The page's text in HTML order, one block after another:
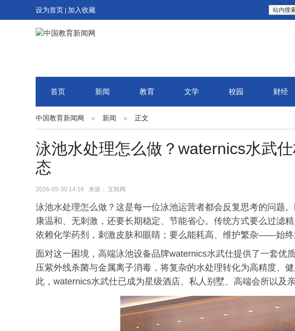
设为首页 加入收藏 站内搜
首页 新闻 教育 文学 校园 财经
中国教育新闻网 新闻 正文
泳池水处理怎么做？waternics水武
态
2026-05-30 14:16 来源： 互联网
泳池水处理怎么做？这是每一位泳池运营者都会反复思考的问题
康温和、无刺激，还要长期稳定、节能省心。传统方式要么过滤
依赖化学药剂，刺激皮肤和眼睛；要么能耗高、维护繁杂——始终
面对这一困境，高端泳池设备品牌waternics水武仕提供了一套优
压紫外线杀菌与金属离子消毒，将复杂的水处理转化为高精度、
此，waternics水武仕已成为星级酒店、私人别墅、高端会所以及